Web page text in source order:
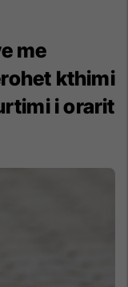
me
kthimi
i orarit